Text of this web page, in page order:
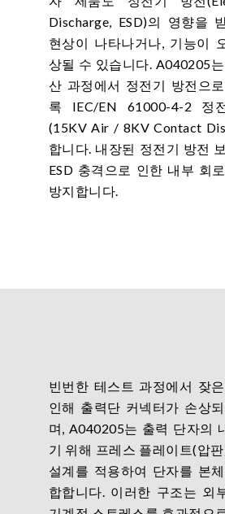
Discharge, ESD)의 영향을
현상이 나타나거나, 기능이
상될 수 있습니다. A040205
산 과정에서 정전기 방전으
록 IEC/EN 61000-4-2 정
(15KV Air / 8KV Contact
합니다. 내장된 정전기 방전
ESD 충격으로 인한 내부 회
방지합니다.
빈번한 테스트 과정에서 잦
인해 출력단 커넥터가 손상
며, A040205는 출력 단자의
기 위해 프레스 플레이트(압
설계를 적용하여 단자를 본
합합니다. 이러한 구조는 외